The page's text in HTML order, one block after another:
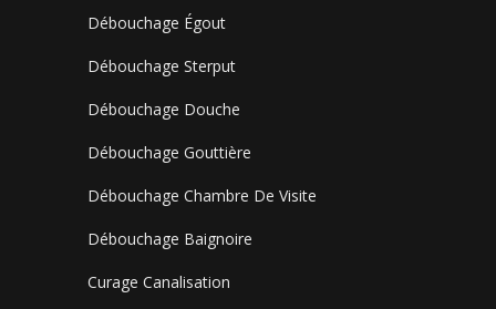
Débouchage Égout
Débouchage Sterput
Débouchage Douche
Débouchage Gouttière
Débouchage Chambre De Visite
Débouchage Baignoire
Curage Canalisation